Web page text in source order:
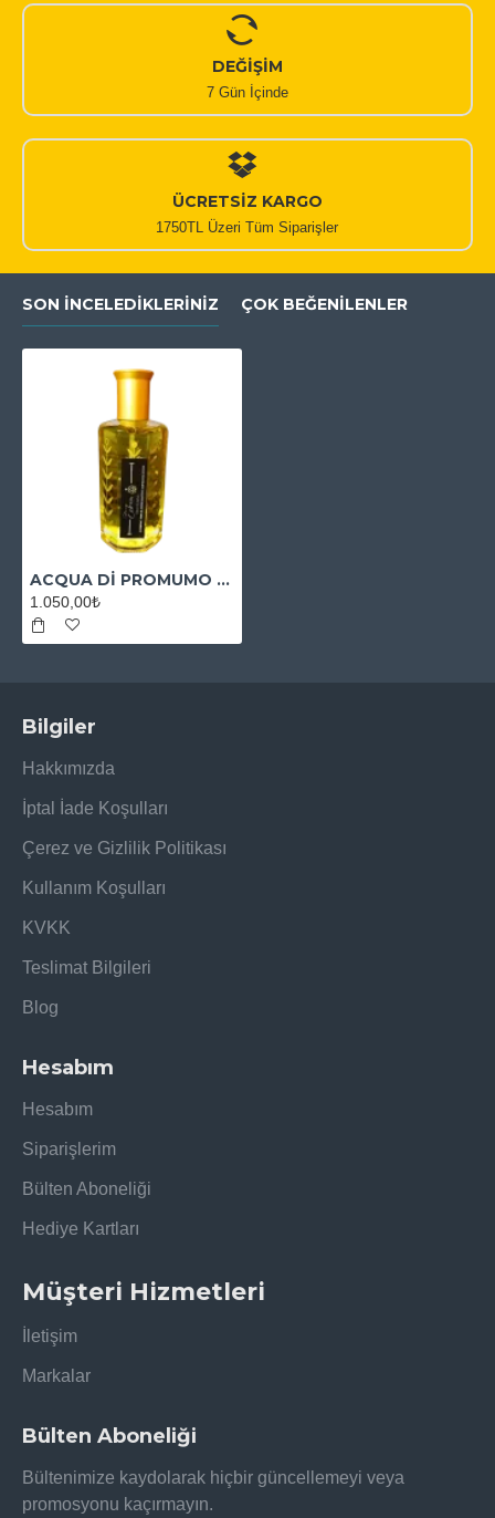
DEĞİŞİM
7 Gün İçinde
ÜCRETSİZ KARGO
1750TL Üzeri Tüm Siparişler
SON İNCELEDIKLERINIZ ÇOK BEĞENILENLER
ACQUA Dİ PROMUMO MUADİL ESANS
1.050,00₺
Bilgiler
Hakkımızda
İptal İade Koşulları
Çerez ve Gizlilik Politikası
Kullanım Koşulları
KVKK
Teslimat Bilgileri
Blog
Hesabım
Hesabım
Siparişlerim
Bülten Aboneliği
Hediye Kartları
Müşteri Hizmetleri
İletişim
Markalar
Bülten Aboneliği
Bültenimize kaydolarak hiçbir güncellemeyi veya
promosyonu kaçırmayın.